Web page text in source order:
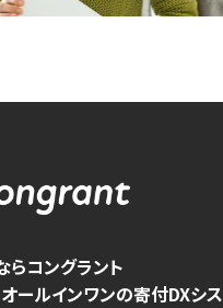
らコングラント
ールインワンの寄付DXシ